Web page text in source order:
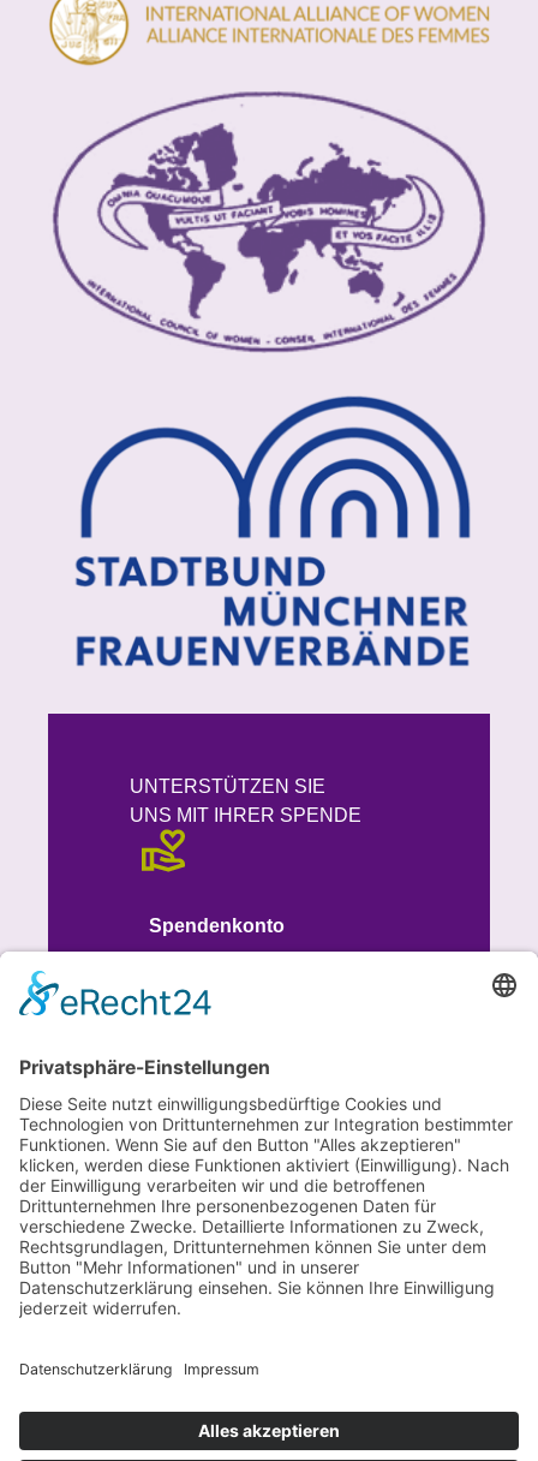
UNTERSTÜTZEN SIE
UNS MIT IHRER SPENDE
Spendenkonto
DE93 7015 0000 1008 8613 51